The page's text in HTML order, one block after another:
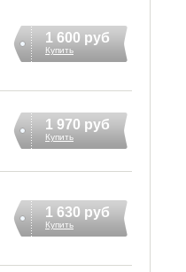
1 600 руб
Купить
1 970 руб
Купить
1 630 руб
Купить